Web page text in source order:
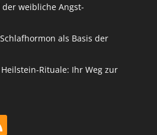
weibliche Angst-
als Basis der
Heilstein-Rituale: Ihr Weg zur